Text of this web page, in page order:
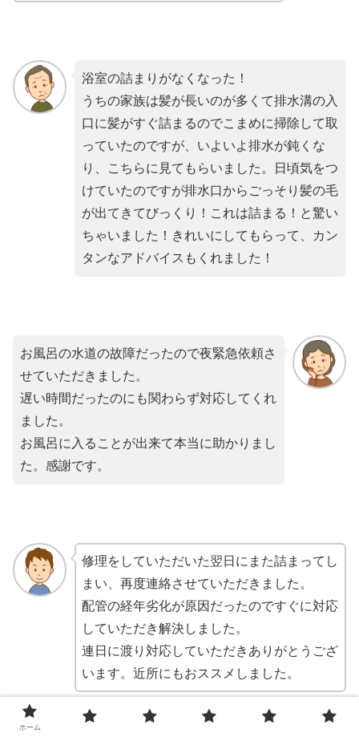
浴室の詰まりがなくなった！
うちの家族は髪が長いのが多くて排水溝の入
口に髪がすぐ詰まるのでこまめに掃除して取
っていたのですが、いよいよ排水が鈍くな
り、こちらに見てもらいました。日頃気をつ
けていたのですが排水口からごっそり髪の毛
が出てきてびっくり！これは詰まる！と驚い
ちゃいました！きれいにしてもらって、カン
タンなアドバイスもくれました！
お風呂の水道の故障だったので夜緊急依頼さ
せていただきました。
遅い時間だったのにも関わらず対応してくれ
ました。
お風呂に入ることが出来て本当に助かりまし
た。感謝です。
修理をしていただいた翌日にまた詰まってし
まい、再度連絡させていただきました。
配管の経年劣化が原因だったのですぐに対応
していただき解決しました。
連日に渡り対応していただきありがとうござ
います。近所にもおススメしました。
ホーム